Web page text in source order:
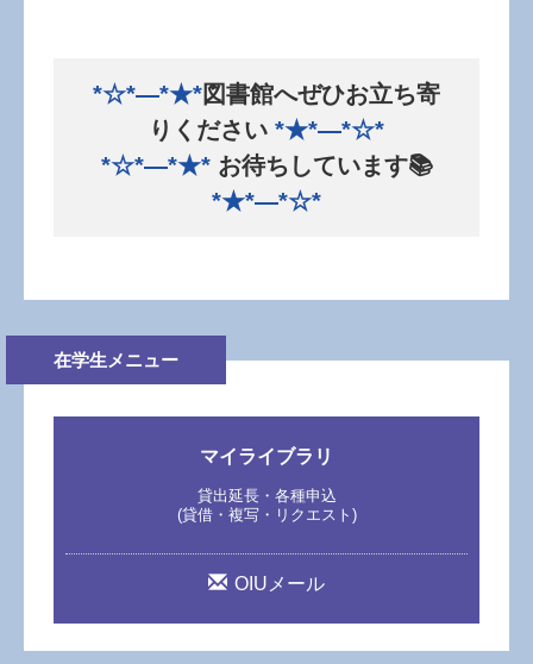
*☆*―*★*図書館へぜひお立ち寄
りください *★*―*☆*
*☆*―*★*お待ちしています📚
*★*―*☆*
在学生メニュー
マイライブラリ
貸出延長・各種申込
(貸借・複写・リクエスト)
OIUメール